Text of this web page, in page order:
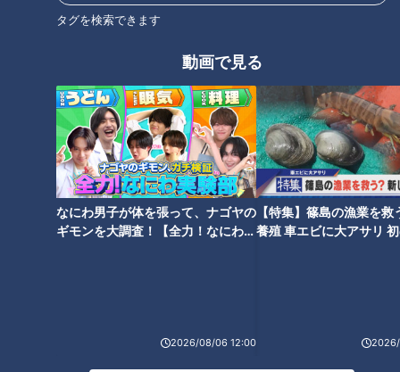
タグを検索できます
動画で見る
なにわ男子が体を張って、ナゴヤの
ギモンを大調査！【全力！なにわ実
2026/08/06 12:00
【特集】篠島の漁業を救
養殖 車エビに大アサリ
瓦礫の処分に使われて消失 繫栄に身を捧げた